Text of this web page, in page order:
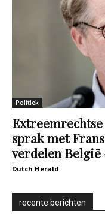
Politiek
sprak met
verdelen België
Dutch Herald
recente berichten